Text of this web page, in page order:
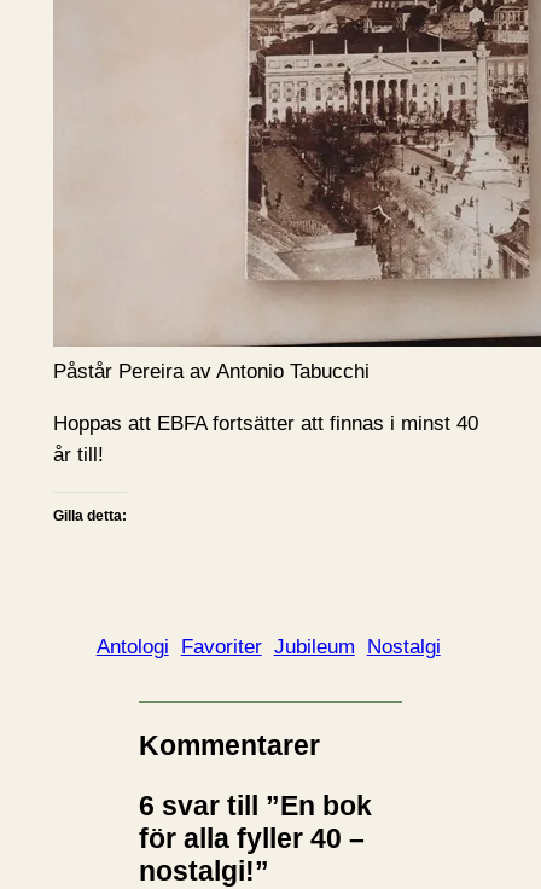
Påstår Pereira av Antonio Tabucchi
Hoppas att EBFA fortsätter att finnas i minst 40
år till!
Gilla detta:
Antologi Favoriter Jubileum Nostalgi
Kommentarer
6 svar till ”En bok
för alla fyller 40 –
nostalgi!”